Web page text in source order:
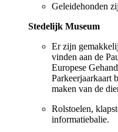
Geleidehonden
Stedelijk Museum
Er zijn
vinden aan de
Europese
Parkeerjaarkaart
maken van de
Rolstoelen,
informatiebalie.